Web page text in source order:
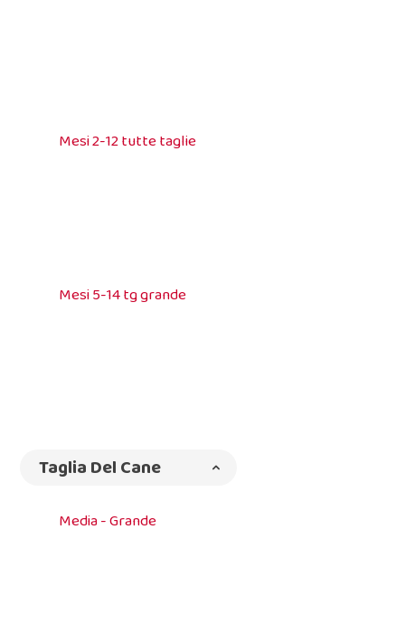
Mesi 2-12 tutte taglie
Mesi 5-14 tg grande
Taglia Del Cane
Media - Grande